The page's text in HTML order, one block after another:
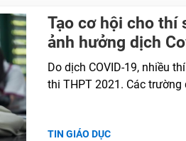
Tạo cơ hội cho thí
ảnh hưởng dịch
Do dịch COVID-19, nhiều
thi THPT 2021. Các
TIN GIÁO DỤC